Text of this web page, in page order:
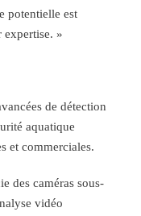
potentielle est
expertise. »
de détection
aquatique
et commerciales.
des caméras sous-
vidéo